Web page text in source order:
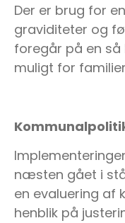
Der er brug for
graviditeter og
foregår på en
muligt for
næsten gået i
en evaluering af
henblik på